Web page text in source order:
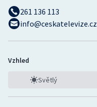
261 136 113
info@ceskatelevize.cz
Vzhled
Světlý